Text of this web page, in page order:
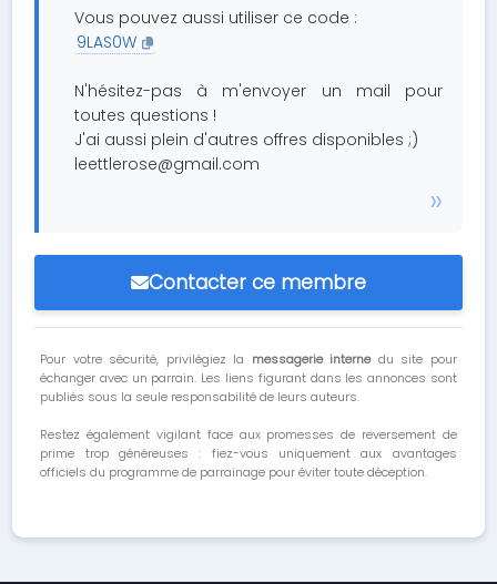
Vous pouvez aussi utiliser ce code :
9LAS0W
N'hésitez-pas à m'envoyer un mail pour
toutes questions !
J'ai aussi plein d'autres offres disponibles ;)
leettlerose@gmail.com
Contacter ce membre
Pour votre sécurité, privilégiez la messagerie internedu site pour
échanger avec un parrain. Les liens figurant dans les annonces sont
publiés sous la seule responsabilité de leurs auteurs.
Restez également vigilant face aux promesses de reversement de
prime trop généreuses : fiez-vous uniquement aux avantages
officiels du programme de parrainage pour éviter toute déception.